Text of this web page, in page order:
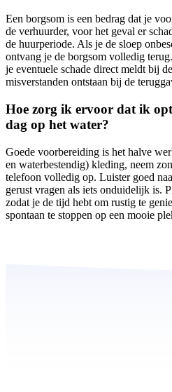
Een borgsom is een bedrag dat je
de verhuurder, voor het geval er
de huurperiode. Als je de sloep
ontvang je de borgsom volledig
je eventuele schade direct meldt bij
misverstanden ontstaan bij de
Hoe zorg ik ervoor dat ik
dag op het water?
Goede voorbereiding is het halve
en waterbestendig) kleding, neem
telefoon volledig op. Luister goed
gerust vragen als iets onduidelijk is.
zodat je de tijd hebt om rustig te
spontaan te stoppen op een mooie